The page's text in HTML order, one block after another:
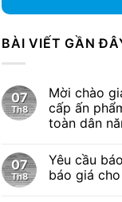
BÀI VIẾT GẦN
07
Th8
Mời chào
cấp ấn
toàn dân
07
Th8
Yêu cầu
báo giá